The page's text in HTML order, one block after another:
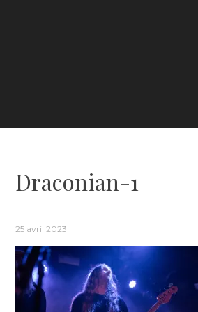
Draconian-1
25 avril 2023